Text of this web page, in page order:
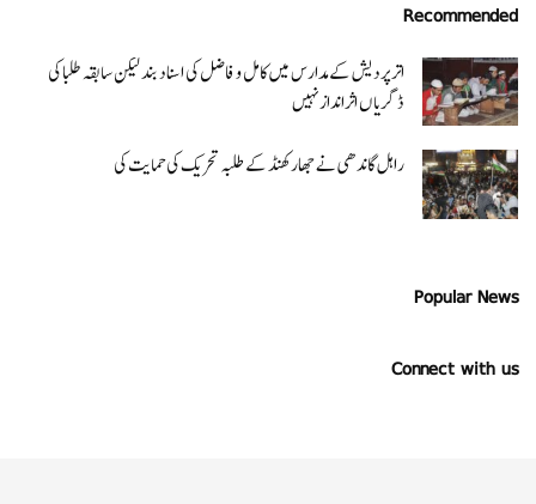
Recommended
اتر پردیش کےمدارس میں کامل و فاضل کی اسناد بند لیکن سابقہ طلبا کی
ڈگریا ں اثرانداز نہیں
راہل گاندھی نے جھارکھنڈ کے طلبہ تحریک کی حمایت کی
Popular News
Connect with us